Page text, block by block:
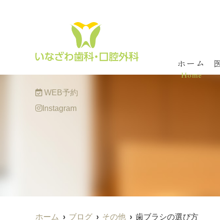
ホーム
Home
WEB予約
Instagram
ホーム ブログ その他 歯ブラシの選び方